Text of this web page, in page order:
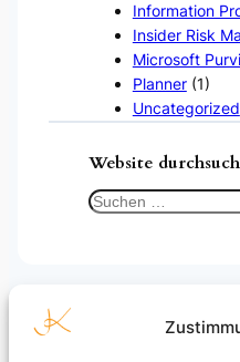
Information
Insider Risk
Microsoft
Planner(1)
Uncategorized
Website
S